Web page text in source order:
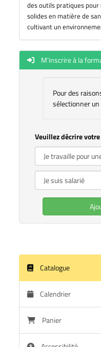
des outils pratiques
solides en matière de
cultivant un
M'inscrire à la
Pour des
sélectionner un
Veuillez décrire
Catalogue
Calendrier
Panier